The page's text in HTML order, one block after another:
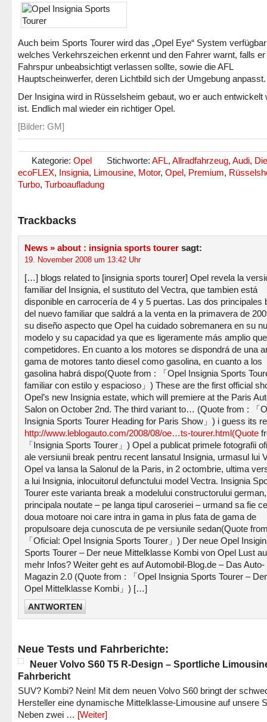
Auch beim Sports Tourer wird das „Opel Eye“ System
welches Verkehrszeichen erkennt und den Fahrer warnt, falls
Fahrspur unbeabsichtigt verlassen sollte, sowie die AFL
Hauptscheinwerfer, deren Lichtbild sich der Umgebung anpasst.
Der Insigina wird in Rüsselsheim gebaut, wo er auch entwickelt
ist. Endlich mal wieder ein richtiger Opel.
[Bilder: GM]
Kategorie: Opel Stichworte: AFL, Allradfahrzeug, Audi,
ecoFLEX, Insignia, Limousine, Motor, Opel, Premium,
Turbo, Turboaufladung
Trackbacks
News » about : insignia sports tourer sagt:
19. November 2008 um 13:42 Uhr
[…] blogs related to [insignia sports tourer] Opel revela la
familiar del Insignia, el sustituto del Vectra, que tambien está
disponible en carrocería de 4 y 5 puertas. Las dos principales
del nuevo familiar que saldrá a la venta en la primavera de
su diseño aspecto que Opel ha cuidado sobremanera en su
modelo y su capacidad ya que es ligeramente más amplio
competidores. En cuanto a los motores se dispondrá de una
gama de motores tanto diesel como gasolina, en cuanto a los
gasolina habrá dispo(Quote from : 「Opel Insignia Sports
familiar con estilo y espacioso」) These are the first official
Opel’s new Insignia estate, which will premiere at the Paris
Salon on October 2nd. The third variant to… (Quote from : 「
Insignia Sports Tourer Heading for Paris Show」) i guess its
http://www.leblogauto.com/2008/08/oe…ts-tourer.html(Quote
「Insignia Sports Tourer」) Opel a publicat primele fotografii
ale versiunii break pentru recent lansatul Insignia, urmasul lui
Opel va lansa la Salonul de la Paris, in 2 octombrie, ultima
a lui Insignia, inlocuitorul defunctului model Vectra. Insignia
Tourer este varianta break a modelului constructorului german,
principala noutate – pe langa tipul caroseriei – urmand sa fie
doua motoare noi care intra in gama in plus fata de gama de
propulsoare deja cunoscuta de pe versiunile sedan(Quote
「Oficial: Opel Insignia Sports Tourer」) Der neue Opel
Sports Tourer – Der neue Mittelklasse Kombi von Opel Lust
mehr Infos? Weiter geht es auf Automobil-Blog.de – Das Auto-
Magazin 2.0 (Quote from : 「Opel Insignia Sports Tourer –
Opel Mittelklasse Kombi」) […]
ANTWORTEN
Neue Tests und Fahrberichte:
Neuer Volvo S60 T5 R-Design – Sportliche
Fahrbericht
SUV? Kombi? Nein! Mit dem neuen Volvo S60 bringt der
Hersteller eine dynamische Mittelklasse-Limousine auf unsere
Neben zwei … [Weiter]